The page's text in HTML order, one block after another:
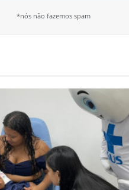
*nós não fazemos spam